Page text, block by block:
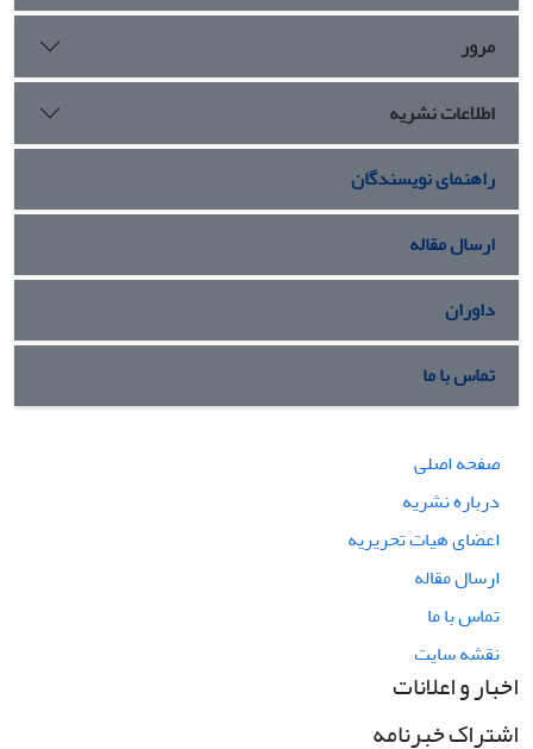
مرور
اطلاعات نشریه
راهنمای نویسندگان
ارسال مقاله
داوران
تماس با ما
صفحه اصلی
درباره نشریه
اعضای هیات تحریریه
ارسال مقاله
تماس با ما
نقشه سایت
اخبار و اعلانات
اشتراک خبرنامه